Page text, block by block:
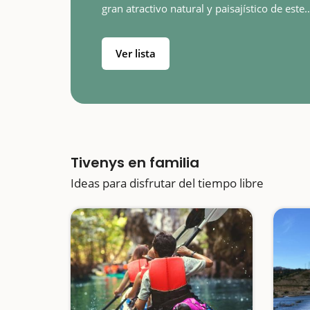
gran atractivo natural y paisajístico de este
Ebro. Veremos la playa fluvial, las…
Ver lista
Tivenys en familia
Ideas para disfrutar del tiempo libre